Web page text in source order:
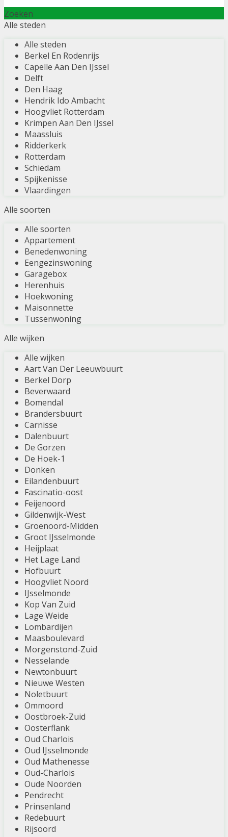
Zoeken
Alle steden
Alle steden
Berkel En Rodenrijs
Capelle Aan Den IJssel
Delft
Den Haag
Hendrik Ido Ambacht
Hoogvliet Rotterdam
Krimpen Aan Den IJssel
Maassluis
Ridderkerk
Rotterdam
Schiedam
Spijkenisse
Vlaardingen
Alle soorten
Alle soorten
Appartement
Benedenwoning
Eengezinswoning
Garagebox
Herenhuis
Hoekwoning
Maisonnette
Tussenwoning
Alle wijken
Alle wijken
Aart Van Der Leeuwbuurt
Berkel Dorp
Beverwaard
Bomendal
Brandersbuurt
Carnisse
Dalenbuurt
De Gorzen
De Hoek-1
Donken
Eilandenbuurt
Fascinatio-oost
Feijenoord
Gildenwijk-West
Groenoord-Midden
Groot IJsselmonde
Heijplaat
Het Lage Land
Hofbuurt
Hoogvliet Noord
IJsselmonde
Kop Van Zuid
Lage Weide
Lombardijen
Maasboulevard
Morgenstond-Zuid
Nesselande
Newtonbuurt
Nieuwe Westen
Noletbuurt
Ommoord
Oostbroek-Zuid
Oosterflank
Oud Charlois
Oud IJsselmonde
Oud Mathenesse
Oud-Charlois
Oude Noorden
Pendrecht
Prinsenland
Redebuurt
Rijsoord